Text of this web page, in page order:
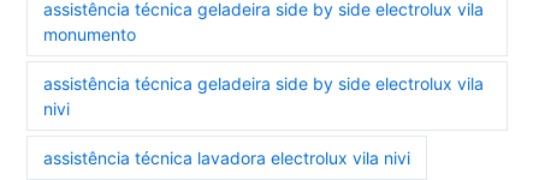
assistência técnica geladeira side by side electrolux vila
monumento
assistência técnica geladeira side by side electrolux vila
nivi
assistência técnica lavadora electrolux vila nivi